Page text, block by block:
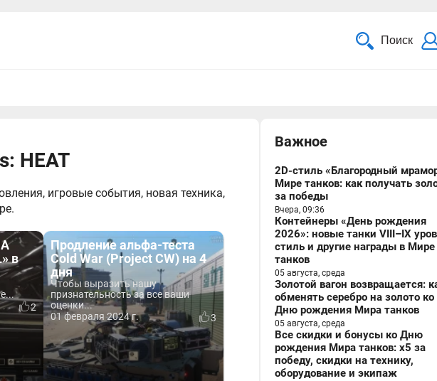
Поиск
HEAT
игровые события, новая техника,
в
2
Продление альфа-теста
Cold War (Project CW) на 4
дня
Чтобы выразить нашу
признательность за все ваши
оценки...
01 февраля 2024 г.
3
Важное
2D-стиль «Благородный
Мире танков: как получать
за победы
Вчера, 09:36
Контейнеры «День рождения
2026»: новые танки VIII–IX
стиль и другие награды в Мире
танков
05 августа, среда
Золотой вагон возвращается:
обменять серебро на золото ко
Дню рождения Мира танков
05 августа, среда
Все скидки и бонусы ко Дню
рождения Мира танков: x5 за
победу, скидки на технику,
оборудование и экипаж